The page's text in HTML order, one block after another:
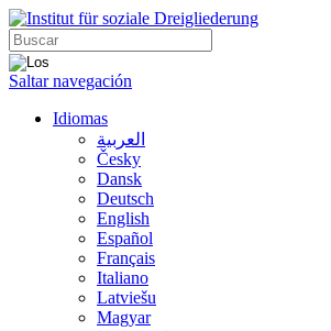
Saltar navegación
Idiomas
العربية
Česky
Dansk
Deutsch
English
Español
Français
Italiano
Latviešu
Magyar